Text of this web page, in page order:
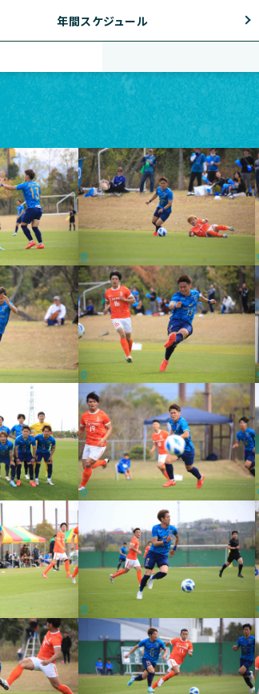
年間スケジュール